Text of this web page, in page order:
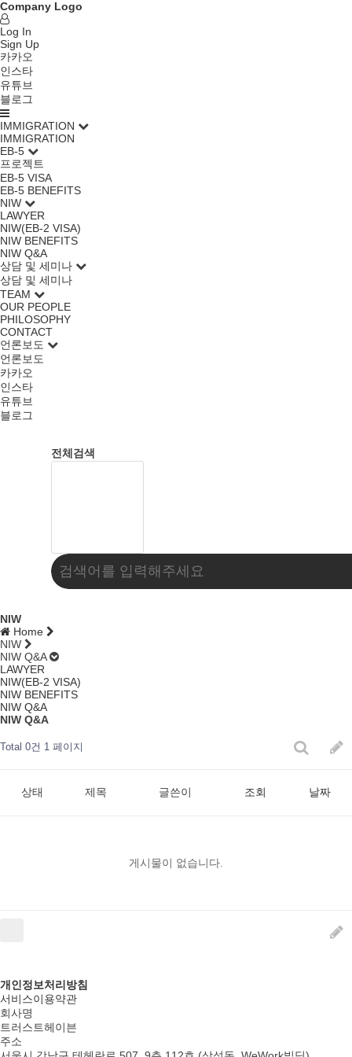
Company Logo
Log In
Sign Up
카카오
인스타
유튜브
블로그
IMMIGRATION
IMMIGRATION
EB-5
프로젝트
EB-5 VISA
EB-5 BENEFITS
NIW
LAWYER
NIW(EB-2 VISA)
NIW BENEFITS
NIW Q&A
상담 및 세미나
상담 및 세미나
TEAM
OUR PEOPLE
PHILOSOPHY
CONTACT
언론보도
언론보도
카카오
인스타
유튜브
블로그
전체검색
NIW
Home
NIW
NIW Q&A
LAWYER
NIW(EB-2 VISA)
NIW BENEFITS
NIW Q&A
NIW Q&A
Total 0건 1 페이지
상태 제목 글쓴이 조회 날짜
게시물이 없습니다.
개인정보처리방침
서비스이용약관
회사명
트러스트헤이븐
주소